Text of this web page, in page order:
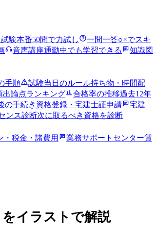
験本番50問で力試し 一問一答○×でスキ
音声講座通勤中でも学習できる
知識図
手順 試験当日のルール持ち物・時間配
出論点ランキング 合格率の推移過去12年
の手続き 資格登録・宅建士証申請
宅建
ンス診断次に取るべき資格を診断
・税金・諸費用 業務サポートセンター賃
イラストで解説